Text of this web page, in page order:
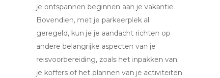
je ontspannen beginnen aan je vakantie.
Bovendien, met je parkeerplek al
geregeld, kun je je aandacht richten op
andere belangrijke aspecten van je
reisvoorbereiding, zoals het inpakken van
je koffers of het plannen van je activiteiten